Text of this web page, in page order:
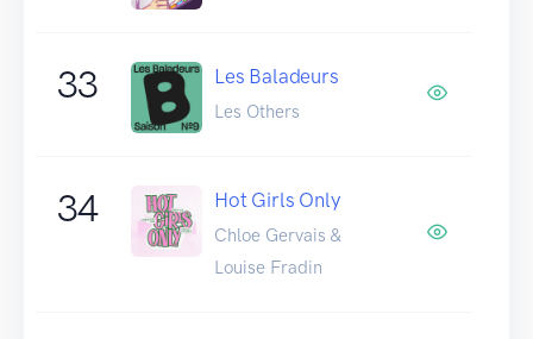
33 Les Baladeurs
Les Others
34 Hot Girls Only
Chloe Gervais &
Louise Fradin